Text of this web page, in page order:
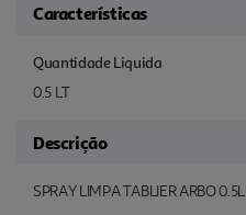
Características
Quantidade Liquida
0.5 LT
Descrição
SPRAY LIMPA TABLIER ARBO 0.5L